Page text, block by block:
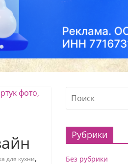
для кухни,
Рубрики
Без рубрики